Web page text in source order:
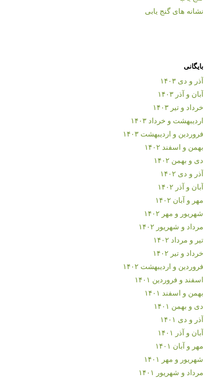
نشانه های گنج یابی
بایگانی
آذر و دی ۱۴۰۳
آبان و آذر ۱۴۰۳
خرداد و تیر ۱۴۰۳
اردیبهشت و خرداد ۱۴۰۳
فروردین و اردیبهشت ۱۴۰۳
بهمن و اسفند ۱۴۰۲
دی و بهمن ۱۴۰۲
آذر و دی ۱۴۰۲
آبان و آذر ۱۴۰۲
مهر و آبان ۱۴۰۲
شهریور و مهر ۱۴۰۲
مرداد و شهریور ۱۴۰۲
تیر و مرداد ۱۴۰۲
خرداد و تیر ۱۴۰۲
فروردین و اردیبهشت ۱۴۰۲
اسفند و فروردین ۱۴۰۱
بهمن و اسفند ۱۴۰۱
دی و بهمن ۱۴۰۱
آذر و دی ۱۴۰۱
آبان و آذر ۱۴۰۱
مهر و آبان ۱۴۰۱
شهریور و مهر ۱۴۰۱
مرداد و شهریور ۱۴۰۱